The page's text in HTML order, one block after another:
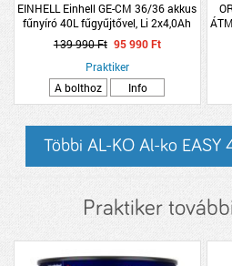
EINHELL Einhell GE-CM 36/36 akkus
fűnyíró 40L fűgyűjtővel, Li 2x4,0Ah
akkumulátorral és töltővel
139 990 Ft 95 990 Ft
Praktiker
A bolthoz
Info
Többi AL-KO Al-ko EASY
Praktiker